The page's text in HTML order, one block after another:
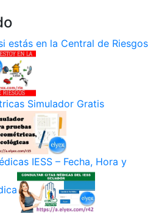
estás en la Central de Riesgos
Simulador Gratis
IESS – Fecha, Hora y